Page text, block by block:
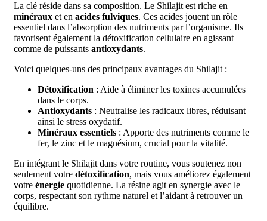
La clé réside dans sa composition. Le Shilajit est riche en
minéraux et en acides fulviques. Ces acides jouent un rôle
essentiel dans l’absorption des nutriments par l’organisme. Ils
favorisent également la détoxification cellulaire en agissant
comme de puissants antioxydants.
Voici quelques-uns des principaux avantages du Shilajit :
Détoxification : Aide à éliminer les toxines accumulées
dans le corps.
Antioxydants : Neutralise les radicaux libres, réduisant
ainsi le stress oxydatif.
Minéraux essentiels : Apporte des nutriments comme le
fer, le zinc et le magnésium, crucial pour la vitalité.
En intégrant le Shilajit dans votre routine, vous soutenez non
seulement votre détoxification, mais vous améliorez également
votre énergie quotidienne. La résine agit en synergie avec le
corps, respectant son rythme naturel et l’aidant à retrouver un
équilibre.